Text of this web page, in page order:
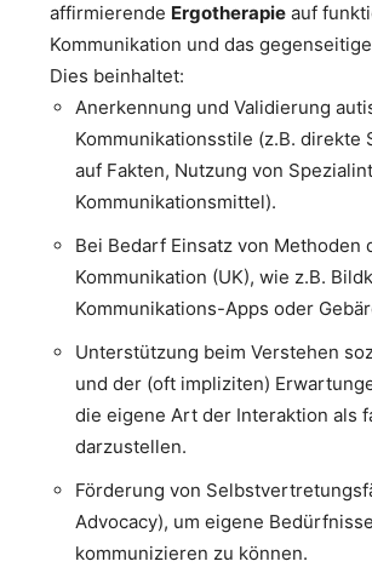
affirmierende Ergotherapie auf
Kommunikation und das
Dies beinhaltet:
Anerkennung und Validierung
Kommunikationsstile (z.B. direkte
auf Fakten, Nutzung von
Kommunikationsmittel).
Bei Bedarf Einsatz von Methoden
Kommunikation (UK), wie z.B.
Kommunikations-Apps oder
Unterstützung beim Verstehen
und der (oft impliziten)
die eigene Art der Interaktion als
darzustellen.
Förderung von
Advocacy), um eigene
kommunizieren zu können.